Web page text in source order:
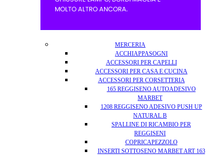
MERCERIA
ACCHIAPPASOGNI
ACCESSORI PER CAPELLI
ACCESSORI PER CASA E CUCINA
ACCESSORI PER CORSETTERIA
165 REGGISENO AUTOADESIVO
MARBET
1208 REGGISENO ADESIVO PUSH UP
NATURAL B
SPALLINE DI RICAMBIO PER
REGGISENI
COPRICAPEZZOLO
INSERTI SOTTOSENO MARBET ART 163